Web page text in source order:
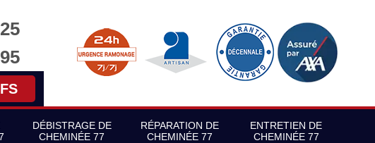
DÉBISTRAGE DE
CHEMINÉE 77
RÉPARATION DE
CHEMINÉE 77
ENTRETIEN DE
CHEMINÉE 77